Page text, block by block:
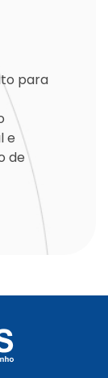
para
e
de